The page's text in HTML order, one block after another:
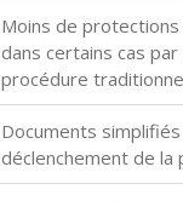
Moins de
dans certains cas
procédure
Documents
déclenchement de la